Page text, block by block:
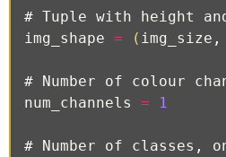
# Tuple with height
img_shape = ( img_size ,
# Number of colour
num_channels
= 1
# Number of classes ,